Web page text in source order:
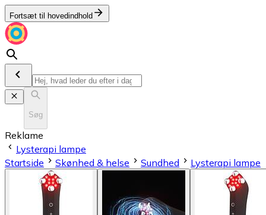
Fortsæt til hovedindhold
Søg
Reklame
Lysterapi lampe
Startside
Skønhed & helse Sundhed Lysterapi lampe